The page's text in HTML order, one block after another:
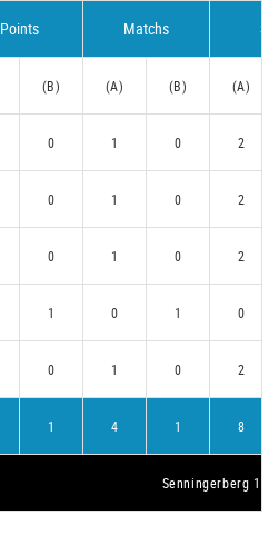
Points Matchs
(B) (A) (B) (A)
0 1 0 2
0 1 0 2
0 1 0 2
1 0 1 0
0 1 0 2
1 4 1 8
Senningerberg 1